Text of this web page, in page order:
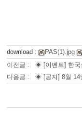
download : PAS(1).jpg
이전글 : ◈ [이벤트] 한국
다음글 : ◈ [공지] 8월 14